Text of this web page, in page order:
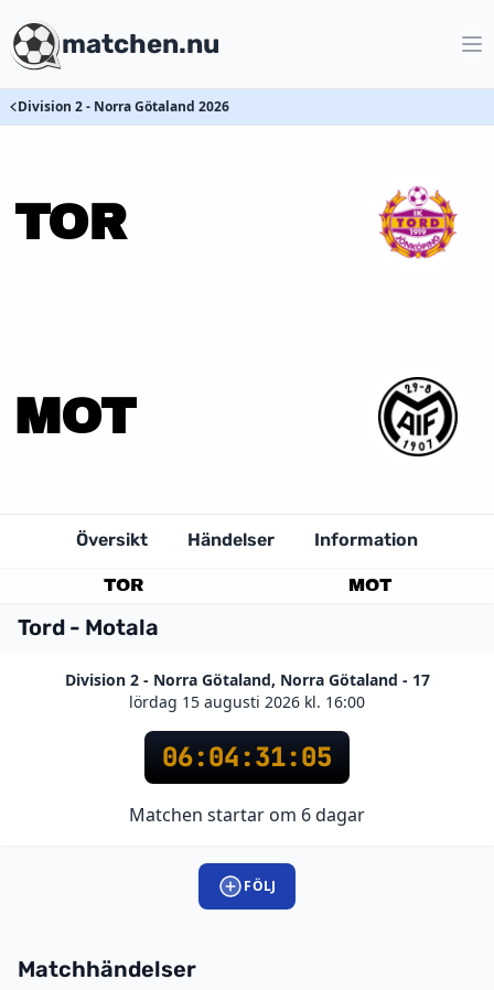
matchen.nu
Division 2 - Norra Götaland 2026
TOR
MOT
Översikt Händelser Information
TOR MOT
Tord - Motala
Division 2 - Norra Götaland, Norra Götaland - 17
lördag 15 augusti 2026 kl. 16:00
06:04:31:05
Matchen startar om 6 dagar
FÖLJ
Matchhändelser